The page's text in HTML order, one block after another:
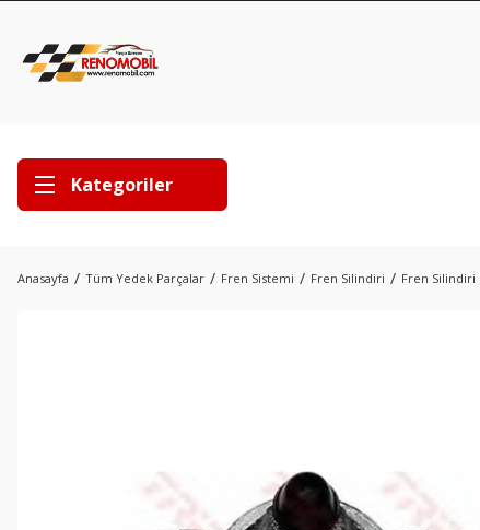
Kategoriler
Anasayfa Tüm Yedek Parçalar Fren Sistemi Fren Silindiri Fren Silindiri